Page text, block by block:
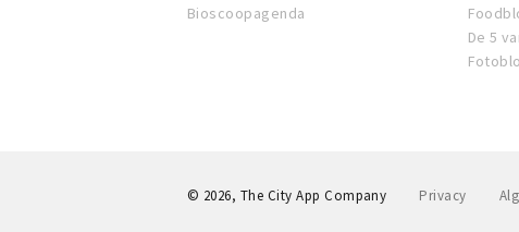
Bioscoopagenda
De 5
Privacy
© 2026, The City App Company